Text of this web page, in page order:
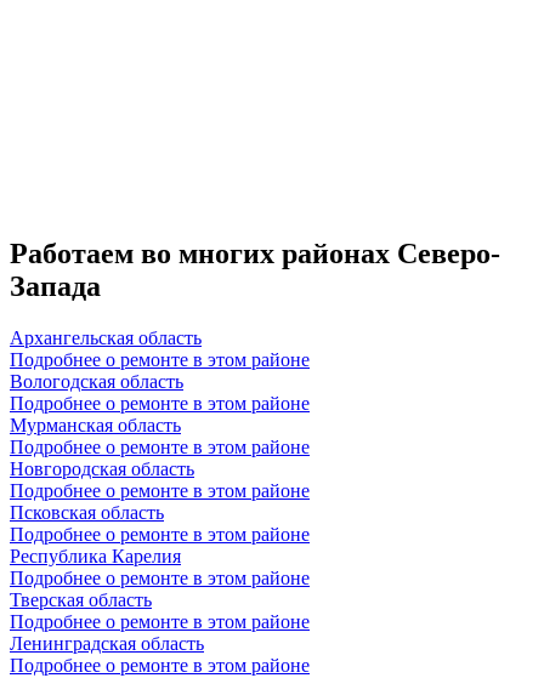
Работаем во многих районах Северо-
Запада
Архангельская область
Подробнее о ремонте в этом районе
Вологодская область
Подробнее о ремонте в этом районе
Мурманская область
Подробнее о ремонте в этом районе
Новгородская область
Подробнее о ремонте в этом районе
Псковская область
Подробнее о ремонте в этом районе
Республика Карелия
Подробнее о ремонте в этом районе
Тверская область
Подробнее о ремонте в этом районе
Ленинградская область
Подробнее о ремонте в этом районе